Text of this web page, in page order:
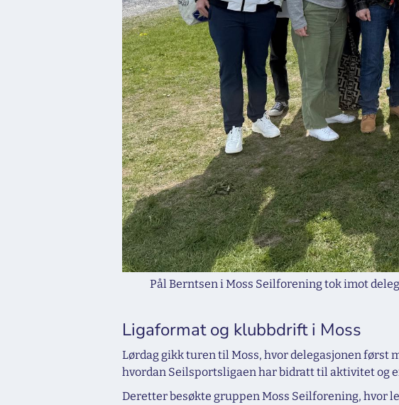
Pål Berntsen i Moss Seilforening tok imot
Ligaformat og klubbdrift i Moss
Lørdag gikk turen til Moss, hvor delegasjonen
hvordan Seilsportsligaen har bidratt til aktivitet og
Deretter besøkte gruppen Moss Seilforening, hvor